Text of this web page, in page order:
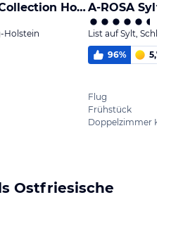
Strandhotel Sylt, BW Collection Hotel by Best Western
Holstein
A-ROSA Sylt
List auf Sylt,
96% 5,7
Flug
Frühstück
Doppelzimmer
Ostfriesische